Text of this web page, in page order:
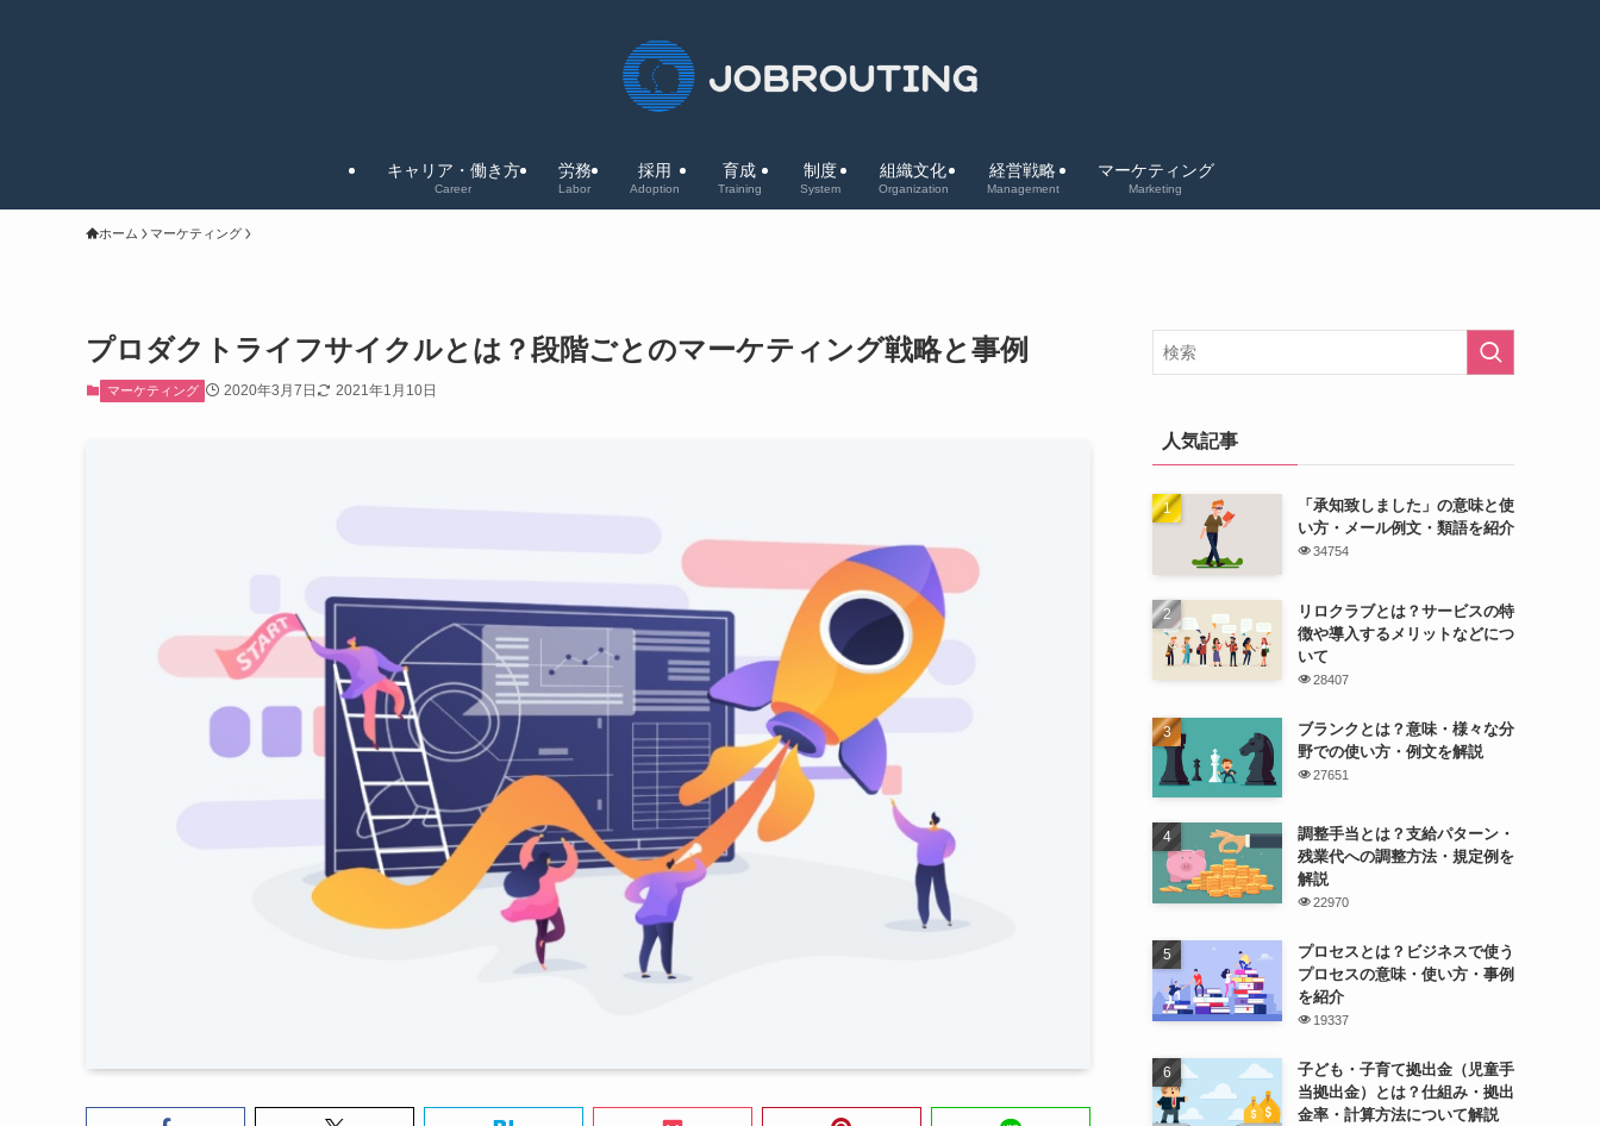
キャリア・働き方
Career
労務
Labor
採用
Adoption
育成
Training
制度
System
組織文化
Organization
経営戦略
Management
マーケティング
Marketing
ホーム マーケティング
プロダクトライフサイクルとは？段階ごとのマーケティング戦略と事例
マーケティング 2020年3月7日 2021年1月10日
人気記事
「承知致しました」の意味と使
い方・メール例文・類語を紹介
34754
リロクラブとは？サービスの特
徴や導入するメリットなどにつ
いて
28407
ブランクとは？意味・様々な分
野での使い方・例文を解説
27651
調整手当とは？支給パターン・
残業代への調整方法・規定例を
解説
22970
プロセスとは？ビジネスで使う
プロセスの意味・使い方・事例
を紹介
19337
子ども・子育て拠出金（児童手
当拠出金）とは？仕組み・拠出
金率・計算方法について解説